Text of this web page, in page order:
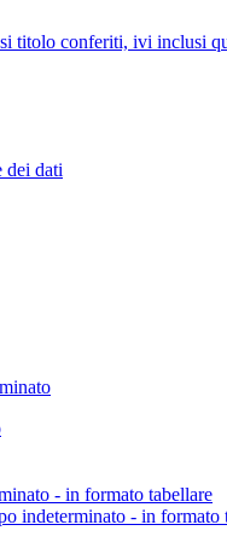
titolo conferiti, ivi inclusi
dei dati
- in formato tabellare
indeterminato - in formato